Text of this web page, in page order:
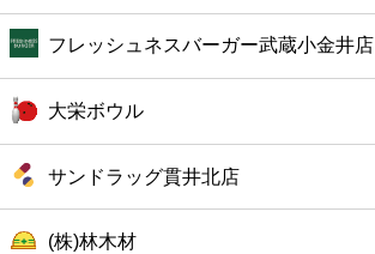
フレッシュネスバーガー武蔵小金井店
大栄ボウル
サンドラッグ貫井北店
(株)林木材